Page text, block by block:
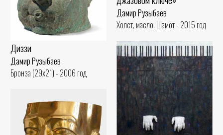
Дамир Рузыбаев
Холст, масло. Шамот - 2015 год
Диззи
Дамир Рузыбаев
Бронза (29x21) - 2006 год